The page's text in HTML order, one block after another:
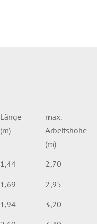
Länge
(m)
max.
Arbeitshöhe
(m)
1,44
2,70
1,69
2,95
1,94
3,20